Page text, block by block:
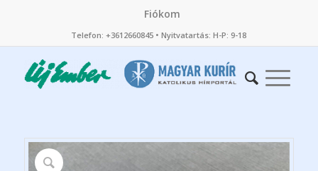
Fiókom
Telefon: +3612660845 • Nyitvatartás: H-P: 9-18